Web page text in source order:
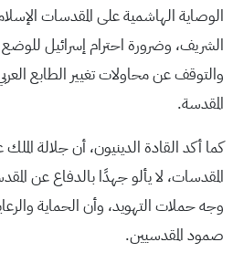
الوصاية الهاشمية على المقدسات
الشريف، وضرورة احترام إسرائيل للوضع
والتوقف عن محاولات تغيير الطابع
المقدسة.
كما أكد القادة الدينيون، أن جلالة
المقدسات، لا يألو جهدًا بالدفاع عن
وجه حملات التهويد، وأن الحماية
صمود المقدسيين.